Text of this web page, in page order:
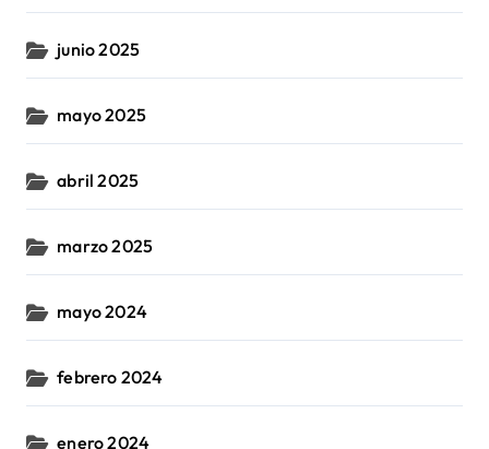
junio 2025
mayo 2025
abril 2025
marzo 2025
mayo 2024
febrero 2024
enero 2024